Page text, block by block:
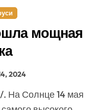
мощная
2024